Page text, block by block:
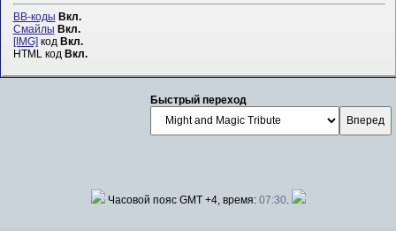
BB-коды Вкл.
Смайлы Вкл.
[IMG] код Вкл.
HTML код Вкл.
Быстрый переход
Часовой пояс GMT +4, время: 07:30.